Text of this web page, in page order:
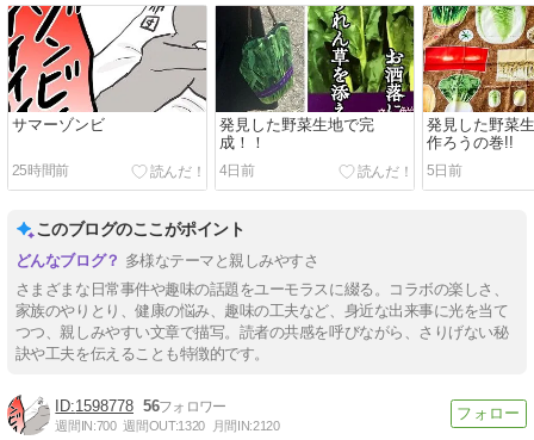
サマーゾンビ
25時間前
発見した野菜生地で完
成！！
4日前
発見した野菜
作ろうの巻!!
5日前
このブログのここがポイント
多様なテーマと親しみやすさ
さまざまな日常事件や趣味の話題をユーモラスに綴る。コラボの楽しさ、
家族のやりとり、健康の悩み、趣味の工夫など、身近な出来事に光を当て
つつ、親しみやすい文章で描写。読者の共感を呼びながら、さりげない秘
訣や工夫を伝えることも特徴的です。
1598778 56
週間IN:700 週間OUT:1320 月間IN:2120